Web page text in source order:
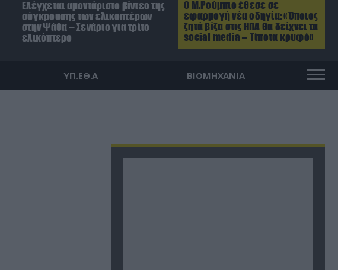
Ο Μ.Ρούμπιο έθεσε σε
εφαρμογή νέα οδηγία: «Όποιος
ζητά βίζα στις ΗΠΑ θα δείχνει τα
social media – Τίποτα κρυφό»
Ελέγχεται αμοντάριστο βίντεο της
σύγκρουσης των ελικοπτέρων
στην Ψάθα – Σενάριο για τρίτο
ελικόπτερο
ΥΠ.ΕΘ.Α ΒΙΟΜΗΧΑΝΙΑ